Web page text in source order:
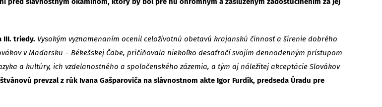
III. triedy. Vysokým vyznamenaním ocenil celoživotnú obetavú krajanskú činnosť a šírenie dobrého
v Maďarsku – Békešskej Čabe, pričiňovala niekoľko desaťročí svojím dennodenným prístupom
a kultúry, ich vzdelanostného a spoločenského zázemia, a tým aj náležitej akceptácie Slovákov
prevzal z rúk Ivana Gašparoviča na slávnostnom akte Igor Furdík, predseda Úradu pre